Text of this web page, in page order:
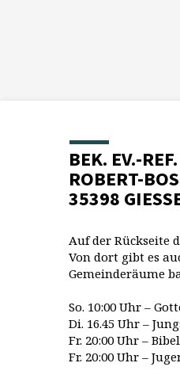
BEK. EV.-
ROBERT-
35398
Auf der Rückseite
Von dort gibt es
Gemeinderäume
So. 10:00 Uhr –
Di. 16.45 Uhr –
Fr. 20:00 Uhr –
Fr. 20:00 Uhr –